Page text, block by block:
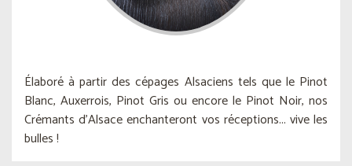
Élaboré à partir des cépages Alsaciens tels que le Pinot
Blanc, Auxerrois, Pinot Gris ou encore le Pinot Noir, nos
Crémants d'Alsace enchanteront vos réceptions... vive les
bulles !